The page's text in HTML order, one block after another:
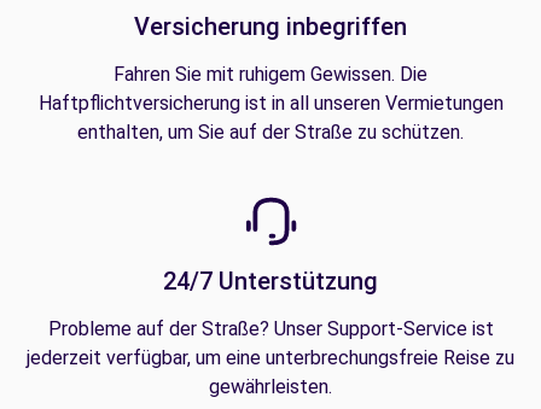
Versicherung inbegriffen
Fahren Sie mit ruhigem Gewissen. Die
Haftpflichtversicherung ist in all unseren Vermietungen
enthalten, um Sie auf der Straße zu schützen.
24/7 Unterstützung
Probleme auf der Straße? Unser Support-Service ist
jederzeit verfügbar, um eine unterbrechungsfreie Reise zu
gewährleisten.